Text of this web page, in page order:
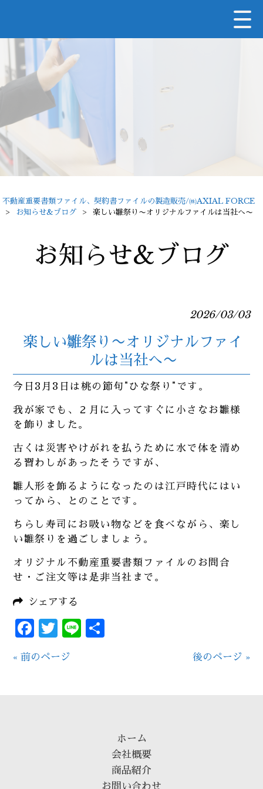
不動産重要書類ファイル、契約書ファイルの製造販売/㈱AXIAL FORCE
>
お知らせ&ブログ > 楽しい雛祭り〜オリジナルファイルは当社へ〜
お知らせ&ブログ
2026/03/03
楽しい雛祭り〜オリジナルファイ
ルは当社へ〜
今日3月3日は桃の節句"ひな祭り"です。
我が家でも、２月に入ってすぐに小さなお雛様
を飾りました。
古くは災害やけがれを払うために水で体を清め
る習わしがあったそうですが、
雛人形を飾るようになったのは江戸時代にはい
ってから、とのことです。
ちらし寿司にお吸い物などを食べながら、楽し
い雛祭りを過ごしましょう。
オリジナル不動産重要書類ファイルのお問合
せ・ご注文等は是非当社まで。
シェアする
Facebook
Twitter
Line
« 前のページ 後のページ »
ホーム
会社概要
商品紹介
お問い合わせ